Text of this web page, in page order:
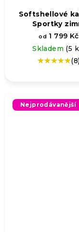
Softshellové
Sportky
od 1 799 Kč
Skladem (5
Průměrné
5,0
z
(8)
Nejprodávanější